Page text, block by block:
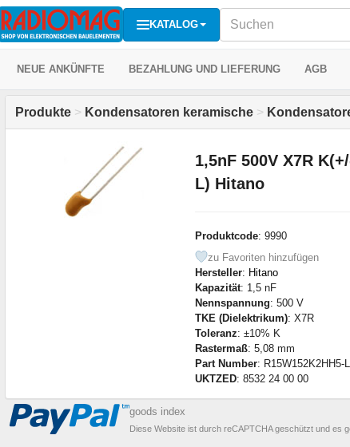
KATALOG
NEUE ANKÜNFTE BEZAHLUNG UND LIEFERUNG AGB
Produkte > Kondensatoren keramische >
1,5nF 500V X7R
L) Hitano
Produktcode: 9990
zu Favoriten hinzufügen
Hersteller: Hitano
Kapazität: 1,5 nF
Nennspannung: 500 V
TKE (Dielektrikum): X7R
Toleranz: ±10% K
Rastermaß: 5,08 mm
Part Number: R15W152K2HH5-L
UKTZED: 8532 24 00 00
goods index
Diese Website ist durch reCAPTCHA geschützt und es